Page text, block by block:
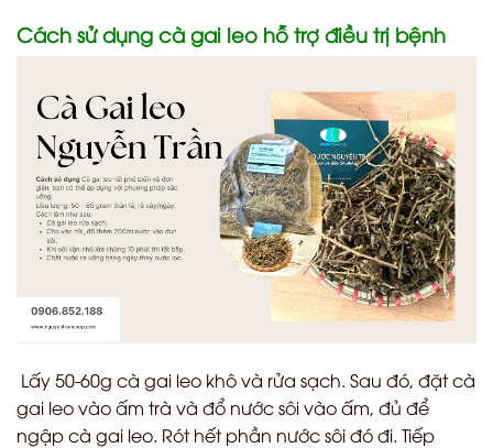
Cách sử dụng cà gai leo hỗ trợ điều trị bệnh
Lấy 50-60g cà gai leo khô và rửa sạch. Sau đó, đặt cà
gai leo vào ấm trà và đổ nước sôi vào ấm, đủ để
ngập cà gai leo. Rót hết phần nước sôi đó đi. Tiếp